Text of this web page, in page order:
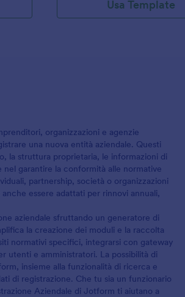
Usa Template
organizzazioni e agenzie
una nuova entità aziendale. Questi
la struttura proprietaria, le informazioni di
garantire la conformità alle normative
partnership, società o organizzazioni
essere adattati per rinnovi annuali,
aziendale sfruttando un generatore di
la creazione dei moduli e la raccolta
normativi specifici, integrarsi con gateway
utenti e amministratori. La possibilità di
insieme alla funzionalità di ricerca e
di registrazione. Che tu sia un funzionario
Aziendale di Jotform ti aiutano a